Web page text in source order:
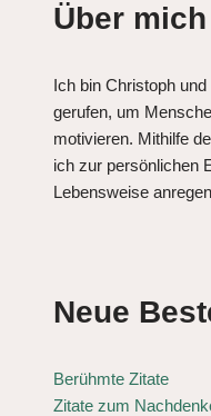
Über mich
Ich bin Christoph
gerufen, um
motivieren. Mithilfe
ich zur persönlichen
Lebensweise
Neue
Berühmte Zitate
Zitate zum